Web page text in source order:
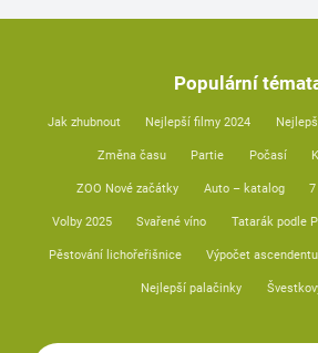
Populární
Jak zhubnout Nejlepší filmy 2024
Změna času Partie Počasí
ZOO Nové začátky Auto – katalog 7
Volby 2025 Svařené víno Tatarák podle
Pěstování lichořeřišnice Výpočet ascendentu
Nejlepší palačinky